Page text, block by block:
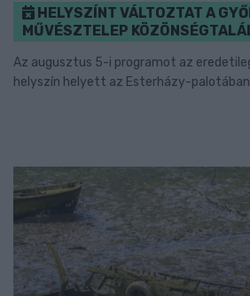
HELYSZÍNT VÁLTOZTAT A
MŰVÉSZTELEP
Az augusztus 5-i programot az
helyszín helyett az Esterházy-palotában